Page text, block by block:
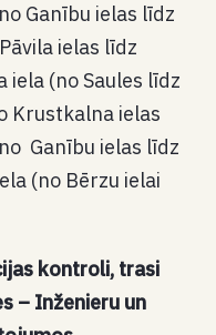
Ganību ielas līdz
ielas līdz
(no Saules līdz
Krustkalna ielas
Ganību ielas līdz
(no Bērzu ielai
kontroli, trasi
– Inženieru un